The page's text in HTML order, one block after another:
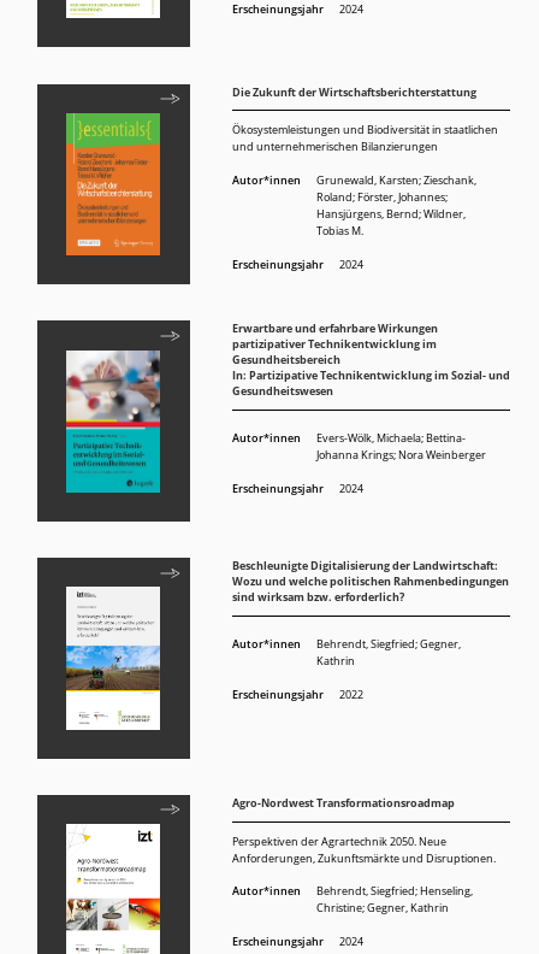
Erscheinungsjahr 2024
Die Zukunft der Wirtschaftsberichterstattung
Ökosystemleistungen und Biodiversität in staatlichen
und unternehmerischen Bilanzierungen
Autor*innen Grunewald, Karsten;Zieschank,
Roland;Förster, Johannes;
Hansjürgens, Bernd;Wildner,
Tobias M.
Erscheinungsjahr 2024
Erwartbare und erfahrbare Wirkungen
partizipativer Technikentwicklung im
Gesundheitsbereich
In: Partizipative Technikentwicklung im Sozial- und
Gesundheitswesen
Autor*innen Evers-Wölk, Michaela;Bettina-
Johanna Krings;Nora Weinberger
Erscheinungsjahr 2024
Beschleunigte Digitalisierung der Landwirtschaft:
Wozu und welche politischen Rahmenbedingungen
sind wirksam bzw. erforderlich?
Autor*innen Behrendt, Siegfried;Gegner,
Kathrin
Erscheinungsjahr 2022
Agro-Nordwest Transformationsroadmap
Perspektiven der Agrartechnik 2050. Neue
Anforderungen, Zukunftsmärkte und Disruptionen.
Autor*innen Behrendt, Siegfried; Henseling,
Christine;Gegner, Kathrin
Erscheinungsjahr 2024